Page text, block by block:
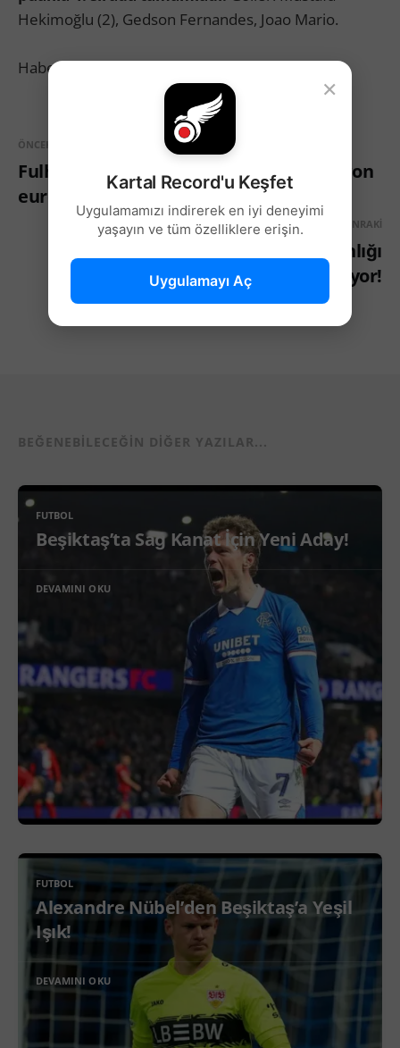
Hekimoğlu (2), Gedson Fernandes, Joao Mario.
Haber Kaynağı: Kontraspor
ÖNCEKI
Fulham, Rafa Silva için devrede! 10 milyon
euroluk teklif yolda
SONRAKI
Beşiktaş'ta Semih Kılıçsoy pişmanlığı
yaşanıyor!
BEĞENEBILECEĞIN DIĞER YAZILAR...
FUTBOL
Beşiktaş’ta Sağ Kanat İçin Yeni Aday!
DEVAMINI OKU
FUTBOL
Alexandre Nübel’den Beşiktaş’a Yeşil
Işık!
DEVAMINI OKU
×
Kartal Record'u Keşfet
Uygulamamızı indirerek en iyi deneyimi
yaşayın ve tüm özelliklere erişin.
Uygulamayı Aç